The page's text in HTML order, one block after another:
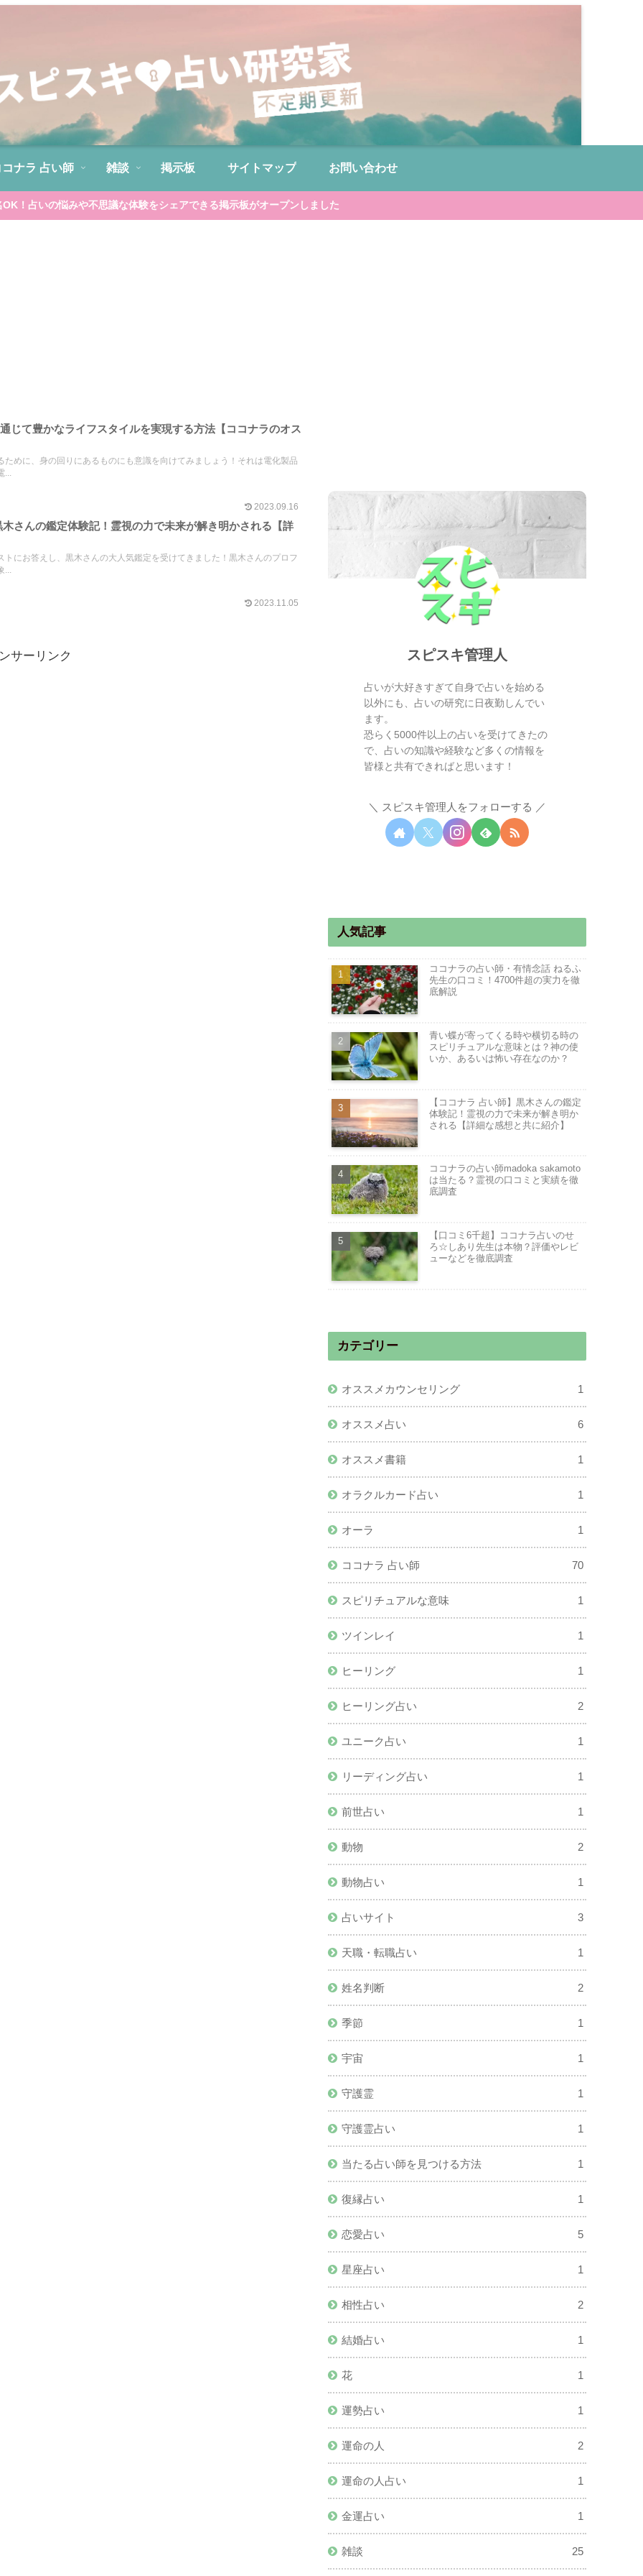
ナラ 占い師 雑談 掲示板 サイトマップ お問い合わせ
OK！占いの悩みや不思議な体験をシェアできる掲示板がオープンしました
じて豊かなライフスタイルを実現する方法【ココナラのオス
ために、身の回りにあるものにも意識を向けてみましょう！それは電化製品
...
2023.09.16
さんの鑑定体験記！霊視の力で未来が解き明かされる【詳
トにお答えし、黒木さんの大人気鑑定を受けてきました！黒木さんのプロフ
2023.11.05
サーリンク スピスキ管理人
占いが大好きすぎて自身で占いを始める
以外にも、占いの研究に日夜勤しんでい
ます。
恐らく5000件以上の占いを受けてきたの
で、占いの知識や経験など多くの情報を
皆様と共有できればと思います！
スピスキ管理人をフォローする
人気記事
ココナラの占い師・有情念話 ねるふ
先生の口コミ！4700件超の実力を徹
底解説
青い蝶が寄ってくる時や横切る時の
スピリチュアルな意味とは？神の使
いか、あるいは怖い存在なのか？
【ココナラ 占い師】黒木さんの鑑定
体験記！霊視の力で未来が解き明か
される【詳細な感想と共に紹介】
ココナラの占い師madoka sakamoto
は当たる？霊視の口コミと実績を徹
底調査
【口コミ6千超】ココナラ占いのせ
ろ☆しあり先生は本物？評価やレビ
ューなどを徹底調査
カテゴリー
オススメカウンセリング 1
オススメ占い 6
オススメ書籍 1
オラクルカード占い 1
オーラ 1
ココナラ 占い師 70
スピリチュアルな意味 1
ツインレイ 1
ヒーリング 1
ヒーリング占い 2
ユニーク占い 1
リーディング占い 1
前世占い 1
動物 2
動物占い 1
占いサイト 3
天職・転職占い 1
姓名判断 2
季節 1
宇宙 1
守護霊 1
守護霊占い 1
当たる占い師を見つける方法 1
復縁占い 1
恋愛占い 5
星座占い 1
相性占い 2
結婚占い 1
花 1
運勢占い 1
運命の人 2
運命の人占い 1
金運占い 1
雑談 25